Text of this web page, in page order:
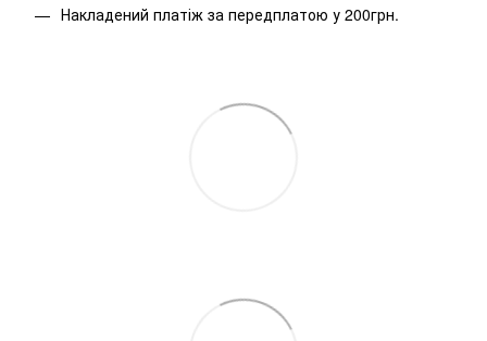
Накладений платіж за передплатою у 200грн.